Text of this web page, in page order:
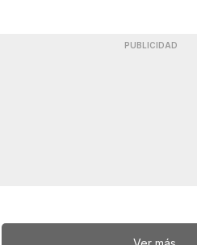
PUBLICIDAD